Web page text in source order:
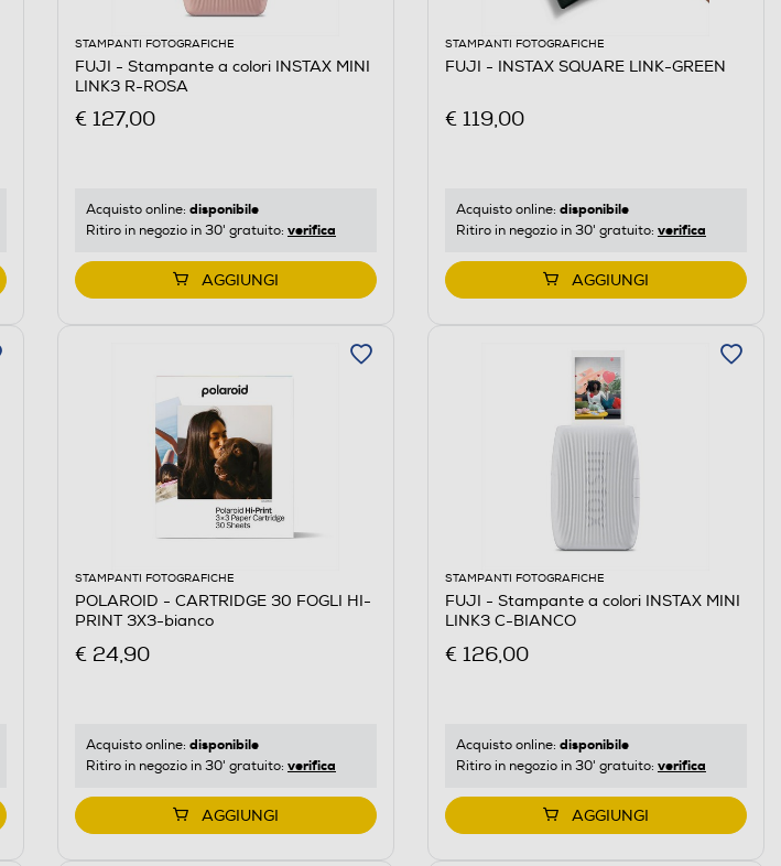
STAMPANTI FOTOGRAFICHE
FUJI - Stampante a colori INSTAX MINI
LINK3 R-ROSA
€ 127,00
Acquisto online: disponibile
Ritiro in negozio in 30' gratuito: verifica
AGGIUNGI
STAMPANTI FOTOGRAFICHE
FUJI - INSTAX SQUARE LINK-GREEN
€ 119,00
Acquisto online: disponibile
Ritiro in negozio in 30' gratuito: verifica
AGGIUNGI
STAMPANTI FOTOGRAFICHE
POLAROID - CARTRIDGE 30 FOGLI HI-
PRINT 3X3-bianco
€ 24,90
Acquisto online: disponibile
Ritiro in negozio in 30' gratuito: verifica
AGGIUNGI
STAMPANTI FOTOGRAFICHE
FUJI - Stampante a colori INSTAX MINI
LINK3 C-BIANCO
€ 126,00
Acquisto online: disponibile
Ritiro in negozio in 30' gratuito: verifica
AGGIUNGI